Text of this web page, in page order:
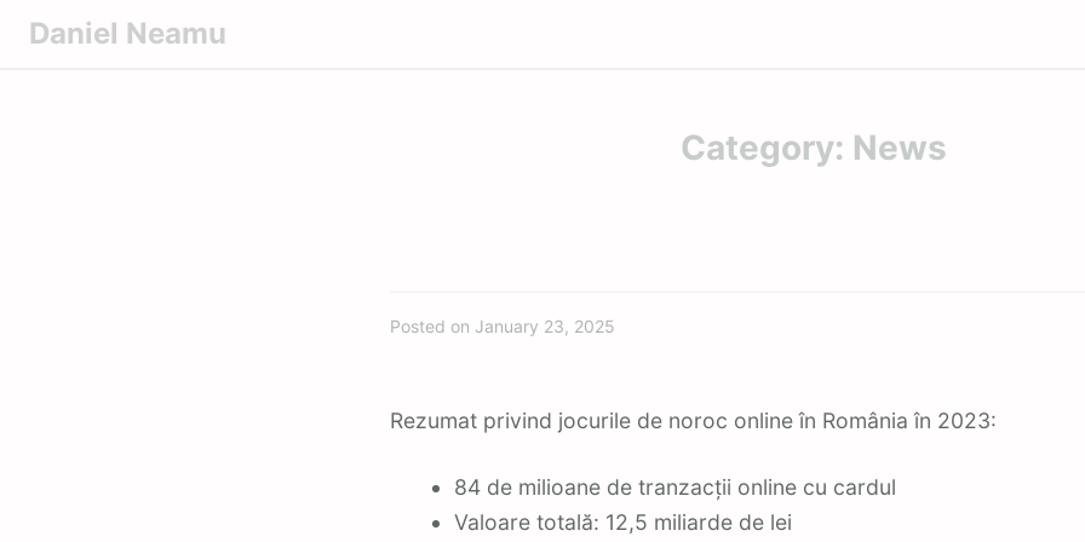
Daniel Neamu
Category: News
Posted on January 23, 2025
Rezumat privind jocurile de noroc online în România în 2023:
84 de milioane de tranzacții online cu cardul
Valoare totală: 12,5 miliarde de lei